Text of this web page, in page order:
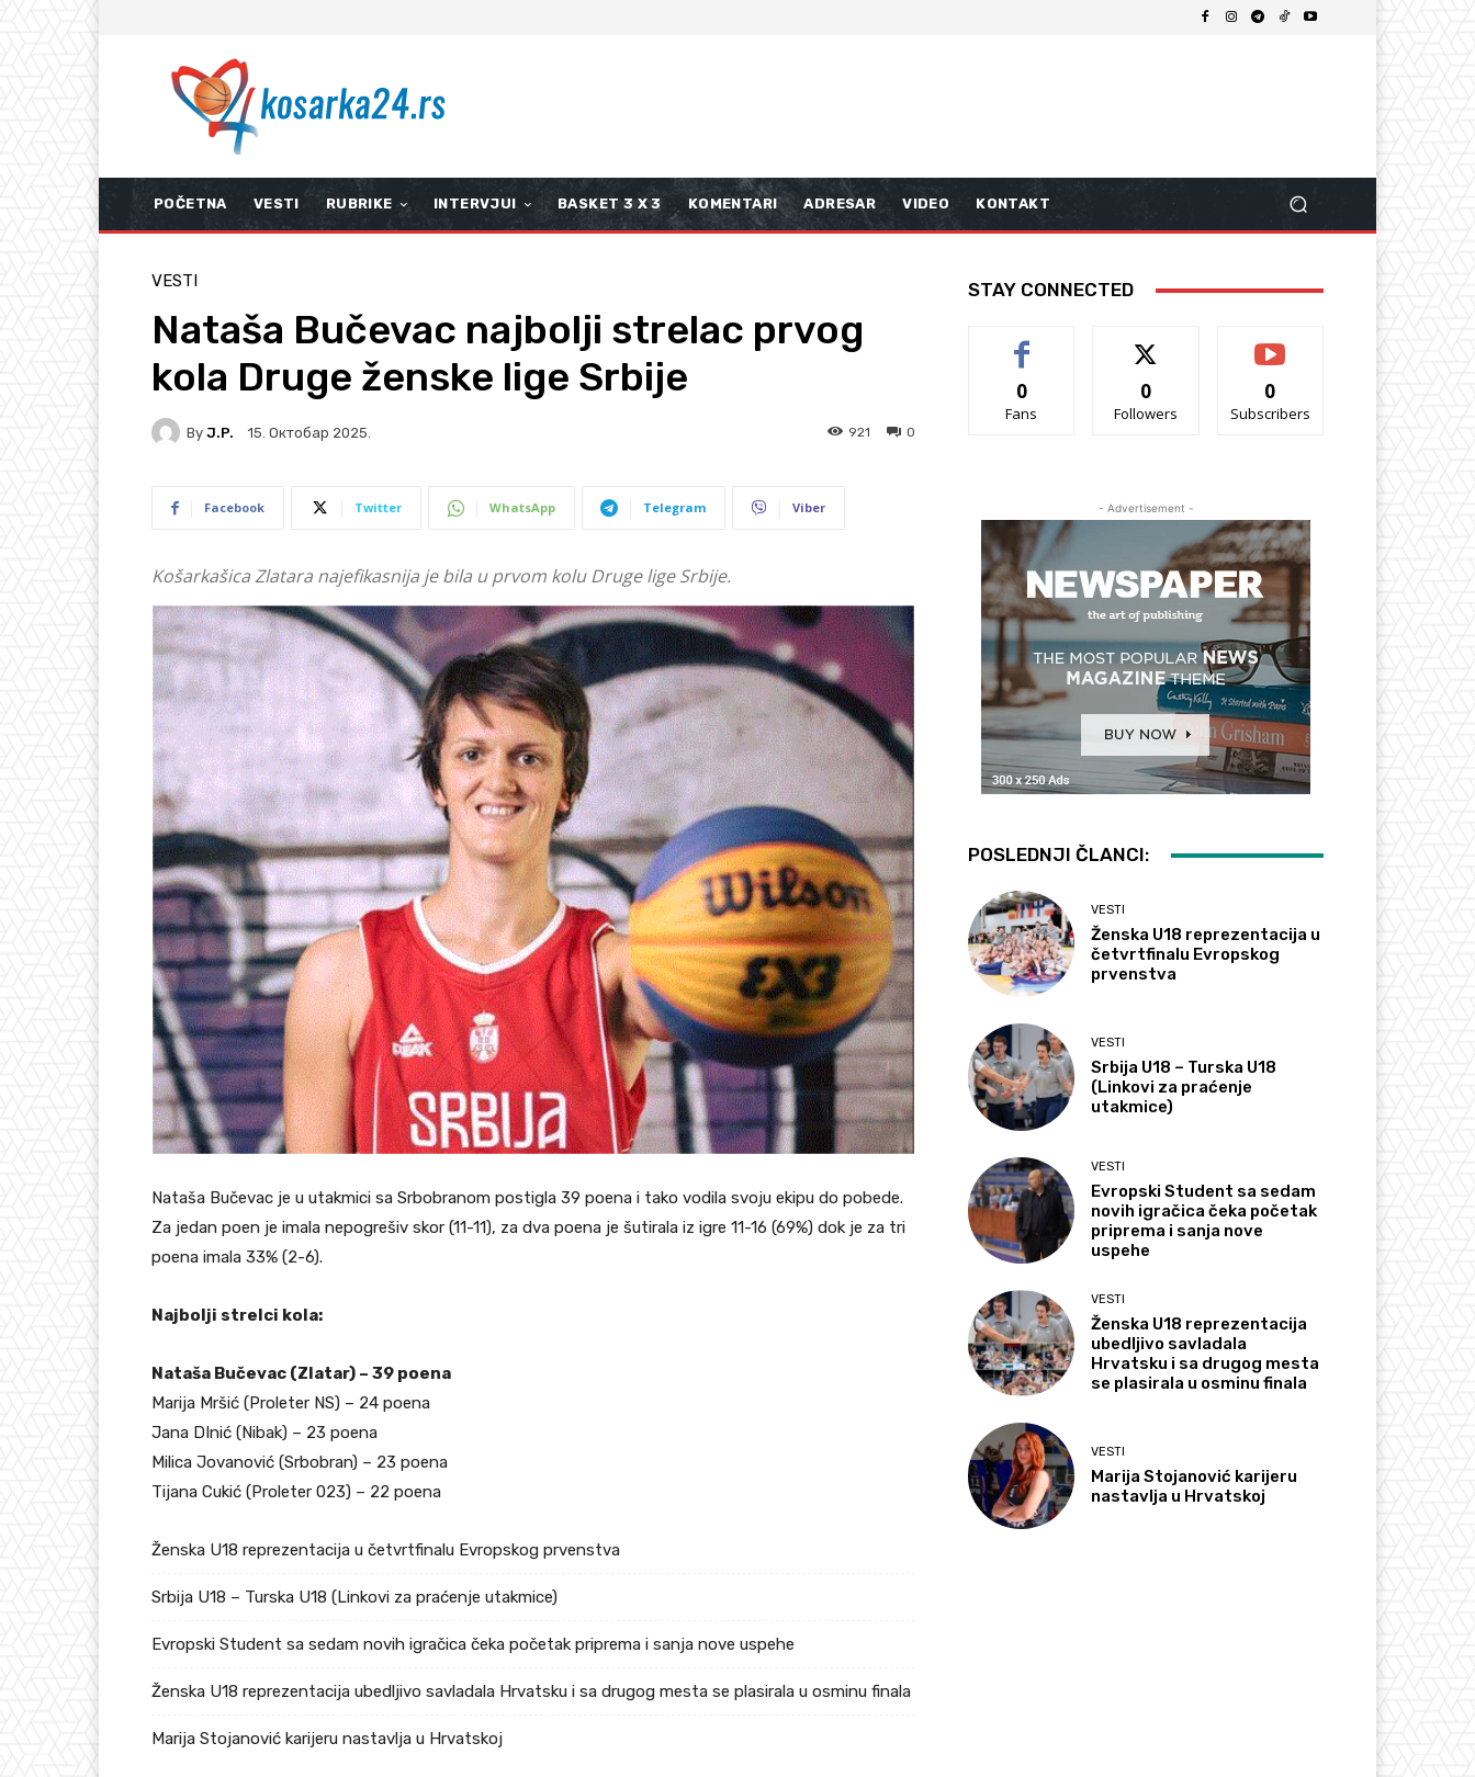
POČETNA VESTI RUBRIKE INTERVJUI BASKET 3 X 3 KOMENTARI ADRESAR VIDEO KONTAKT
VESTI
Nataša Bučevac najbolji strelac prvog
kola Druge ženske lige Srbije
By J.P. 15. Октобар 2025. 0
921
Facebook Twitter WhatsApp Telegram Viber
Košarkašica Zlatara najefikasnija je bila u prvom kolu Druge lige Srbije.
Nataša Bučevac je u utakmici sa Srbobranom postigla 39 poena i tako vodila svoju ekipu do pobede.
Za jedan poen je imala nepogrešiv skor (11-11), za dva poena je šutirala iz igre 11-16 (69%) dok je za tri
poena imala 33% (2-6).
Najbolji strelci kola:
Nataša Bučevac (Zlatar) – 39 poena
Marija Mršić (Proleter NS) – 24 poena
Jana DInić (Nibak) – 23 poena
Milica Jovanović (Srbobran) – 23 poena
Tijana Cukić (Proleter 023) – 22 poena
Ženska U18 reprezentacija u četvrtfinalu Evropskog prvenstva
Srbija U18 – Turska U18 (Linkovi za praćenje utakmice)
Evropski Student sa sedam novih igračica čeka početak priprema i sanja nove uspehe
Ženska U18 reprezentacija ubedljivo savladala Hrvatsku i sa drugog mesta se plasirala u osminu finala
Marija Stojanović karijeru nastavlja u Hrvatskoj
STAY CONNECTED
0
Fans
0
Followers
0
Subscribers
- Advertisement -
POSLEDNJI ČLANCI:
VESTI
Ženska U18 reprezentacija u
četvrtfinalu Evropskog
prvenstva
VESTI
Srbija U18 – Turska U18
(Linkovi za praćenje
utakmice)
VESTI
Evropski Student sa sedam
novih igračica čeka početak
priprema i sanja nove
uspehe
VESTI
Ženska U18 reprezentacija
ubedljivo savladala
Hrvatsku i sa drugog mesta
se plasirala u osminu finala
VESTI
Marija Stojanović karijeru
nastavlja u Hrvatskoj